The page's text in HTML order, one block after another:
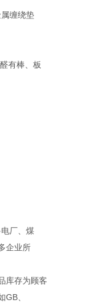
缠绕垫
有棒、板
厂、煤
企业所
库存为顾客
、